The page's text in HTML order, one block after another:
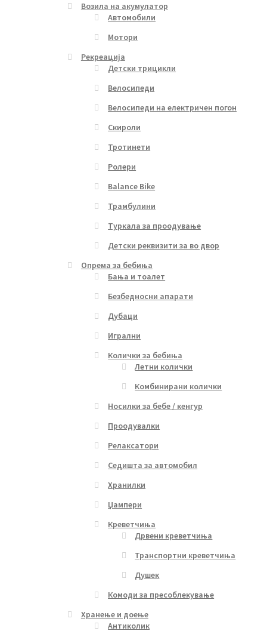
Возила на акумулатор
Автомобили
Мотори
Рекреација
Детски трицикли
Велосипеди
Велосипеди на електричен погон
Скироли
Тротинети
Ролери
Balance Bike
Трамбулини
Туркала за проодување
Детски реквизити за во двор
Опрема за бебиња
Бања и тоалет
Безбедносни апарати
Дубаци
Игрални
Колички за бебиња
Летни колички
Комбинирани колички
Носилки за бебе / кенгур
Проодувалки
Релаксатори
Седишта за автомобил
Хранилки
Џампери
Креветчиња
Дрвени креветчиња
Транспортни креветчиња
Душек
Комоди за пресоблекување
Хранење и доење
Антиколик